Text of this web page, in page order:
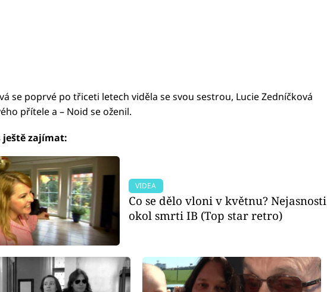
se poprvé po třiceti letech viděla se svou sestrou, Lucie Zedníčková
přítele a – Noid se oženil.
ještě zajímat:
VIDEA
Co se dělo vloni v květnu? Nejasnosti
okol smrti IB (Top star retro)